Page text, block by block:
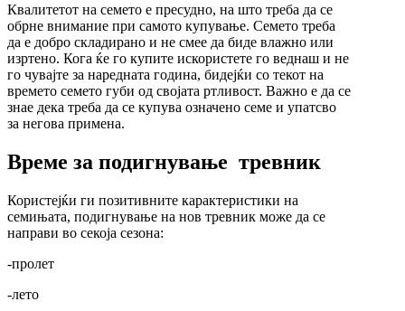
Квалитетот на семето е пресудно, на што треба да се
обрне внимание при самото купување. Семето треба
да е добро складирано и не смее да биде влажно или
изртено. Кога ќе го купите искористете го веднаш и не
го чувајте за наредната година, бидејќи со текот на
времето семето губи од својата ртливост. Важно е да се
знае дека треба да се купува означено семе и упатсво
за негова примена.
Време за подигнување тревник
Користејќи ги позитивните карактеристики на
семињата, подигнување на нов тревник може да се
направи во секоја сезона:
-пролет
-лето